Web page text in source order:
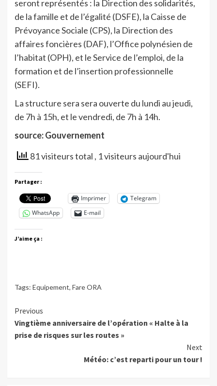
seront représentés : la Direction des solidarités,
de la famille et de l’égalité (DSFE), la Caisse de
Prévoyance Sociale (CPS), la Direction des
affaires foncières (DAF), l’Office polynésien de
l’habitat (OPH), et le Service de l’emploi, de la
formation et de l’insertion professionnelle
(SEFI).
La structure sera sera ouverte du lundi au jeudi,
de 7h à 15h, et le vendredi, de 7h à 14h.
source: Gouvernement
81 visiteurs total , 1 visiteurs aujourd'hui
Partager :
Imprimer
Telegram
WhatsApp
E-mail
J’aime ça :
Tags: Equipement, Fare ORA
Continue
Reading
Previous
Vingtième anniversaire de l’opération « Halte à la
prise de risques sur les routes »
Next
Météo: c’est reparti pour un tour !